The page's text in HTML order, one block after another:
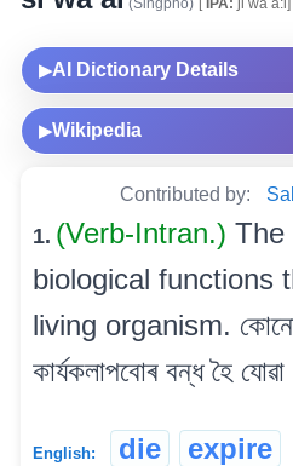
(Singpho) [IPA: ʃi wa a:i]
▶AI Dictionary Details
▶Wikipedia
Contributed by:
1. (Verb-Intran.) The
biological functions
living organism. কোনো
কাৰ্যকলাপবোৰ বন্ধ হৈ যোৱা
English: die expire